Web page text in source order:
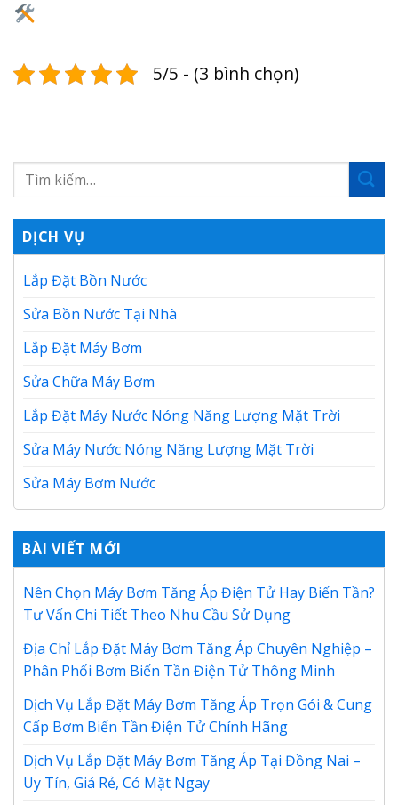
5/5 - (3 bình chọn)
DỊCH VỤ
Lắp Đặt Bồn Nước
Sửa Bồn Nước Tại Nhà
Lắp Đặt Máy Bơm
Sửa Chữa Máy Bơm
Lắp Đặt Máy Nước Nóng Năng Lượng Mặt Trời
Sửa Máy Nước Nóng Năng Lượng Mặt Trời
Sửa Máy Bơm Nước
BÀI VIẾT MỚI
Nên Chọn Máy Bơm Tăng Áp Điện Tử Hay Biến Tần?
Tư Vấn Chi Tiết Theo Nhu Cầu Sử Dụng
Địa Chỉ Lắp Đặt Máy Bơm Tăng Áp Chuyên Nghiệp –
Phân Phối Bơm Biến Tần Điện Tử Thông Minh
Dịch Vụ Lắp Đặt Máy Bơm Tăng Áp Trọn Gói & Cung
Cấp Bơm Biến Tần Điện Tử Chính Hãng
Dịch Vụ Lắp Đặt Máy Bơm Tăng Áp Tại Đồng Nai –
Uy Tín, Giá Rẻ, Có Mặt Ngay